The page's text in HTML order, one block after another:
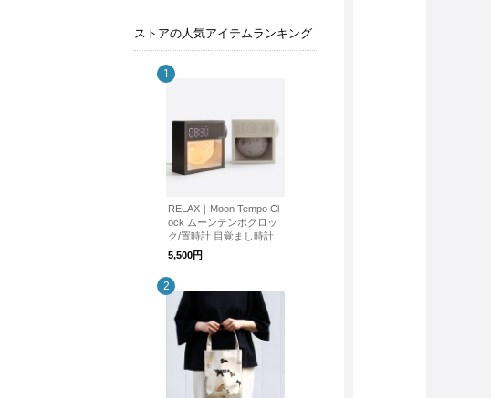
ストアの人気アイテムランキング
RELAX｜Moon Tempo Cl
ock ムーンテンポクロッ
ク/置時計 目覚まし時計
5,500円